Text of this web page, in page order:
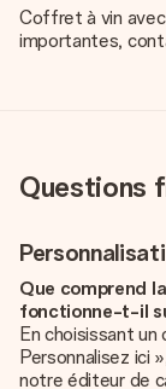
Coffret à vin
importantes,
Questions
Que comprend
fonctionne-t-il
En choisissant
Personnalisez ici
notre éditeur de